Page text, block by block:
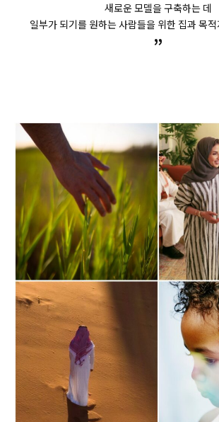
새로운 모델을 구축하는 데
일부가 되기를 원하는 사람들을 위한 집과 목
”